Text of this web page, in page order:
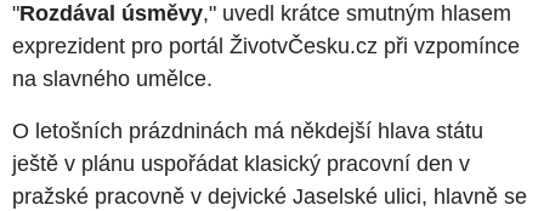
"Rozdával úsměvy," uvedl krátce smutným hlasem
exprezident pro portál ŽivotvČesku.cz při vzpomínce
na slavného umělce.
O letošních prázdninách má někdejší hlava státu
ještě v plánu uspořádat klasický pracovní den v
pražské pracovně v dejvické Jaselské ulici, hlavně se